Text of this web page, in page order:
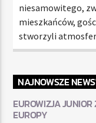
niesamowitego,
mieszkańców,
stworzyli
NAJNOWSZE
EUROWIZJA
EUROPY